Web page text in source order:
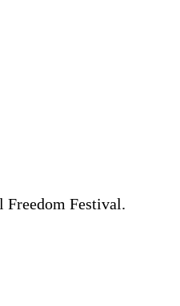
Freedom Festival.